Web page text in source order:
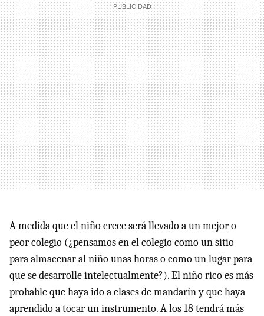
A medida que el niño crece será llevado a un mejor o
peor colegio (¿pensamos en el colegio como un sitio
para almacenar al niño unas horas o como un lugar para
que se desarrolle intelectualmente?). El niño rico es más
probable que haya ido a clases de mandarín y que haya
aprendido a tocar un instrumento. A los 18 tendrá más